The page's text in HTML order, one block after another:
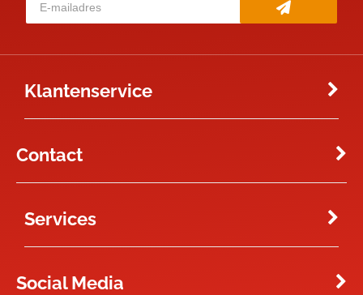
Klantenservice
Contact
Services
Social Media